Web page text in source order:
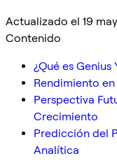
Actualizado el 19
Contenido
¿Qué es Genius
Rendimiento
Perspectiva
Crecimiento
Predicción del
Analítica